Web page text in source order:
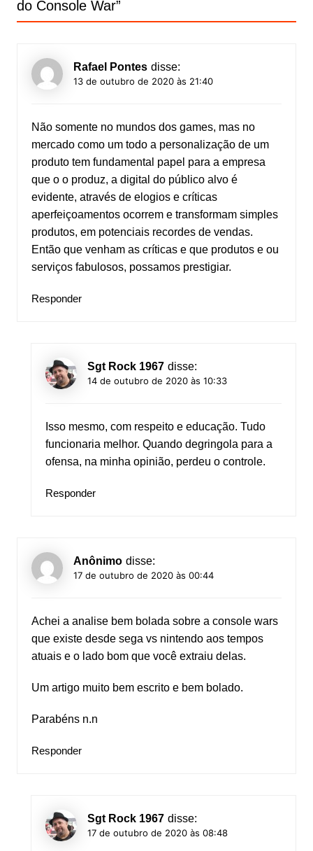
do Console War”
Rafael Pontes disse:
13 de outubro de 2020 às 21:40
Não somente no mundos dos games, mas no
mercado como um todo a personalização de um
produto tem fundamental papel para a empresa
que o o produz, a digital do público alvo é
evidente, através de elogios e críticas
aperfeiçoamentos ocorrem e transformam simples
produtos, em potenciais recordes de vendas.
Então que venham as críticas e que produtos e ou
serviços fabulosos, possamos prestigiar.
Responder
Sgt Rock 1967 disse:
14 de outubro de 2020 às 10:33
Isso mesmo, com respeito e educação. Tudo
funcionaria melhor. Quando degringola para a
ofensa, na minha opinião, perdeu o controle.
Responder
Anônimo disse:
17 de outubro de 2020 às 00:44
Achei a analise bem bolada sobre a console wars
que existe desde sega vs nintendo aos tempos
atuais e o lado bom que você extraiu delas.
Um artigo muito bem escrito e bem bolado.
Parabéns n.n
Responder
Sgt Rock 1967 disse:
17 de outubro de 2020 às 08:48